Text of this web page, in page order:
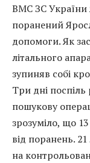
ВМС ЗС України
поранений
допомоги. Як
літального
зупиняв собі
Три дні
пошукову
зрозуміло, що
від поранень.
на